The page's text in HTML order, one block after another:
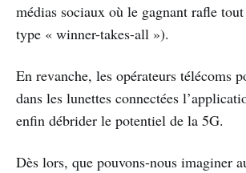
médias sociaux où le gagnant rafle
type « winner-takes-all »).
En revanche, les opérateurs télécoms
dans les lunettes connectées
enfin débrider le potentiel de la 5G.
Dès lors, que pouvons-nous imaginer